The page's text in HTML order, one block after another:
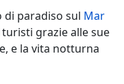
paradiso sul Mar
grazie alle sue
e la vita notturna